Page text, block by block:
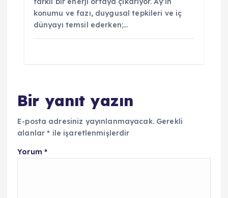
konumu ve fazı, duygusal tepkileri ve iç
dünyayı temsil ederken;…
Bir yanıt yazın
E-posta adresiniz yayınlanmayacak. Gerekli
alanlar* ile işaretlenmişlerdir
Yorum *